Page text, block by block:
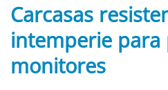
Carcasas
intemperie para
monitores